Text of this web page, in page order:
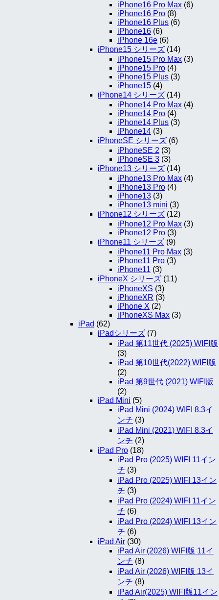
iPhone16 Pro Max (6)
iPhone16 Pro (8)
iPhone16 Plus (6)
iPhone16 (6)
iPhone 16e (6)
iPhone15 シリーズ (14)
iPhone15 Pro Max (3)
iPhone15 Pro (4)
iPhone15 Plus (3)
iPhone15 (4)
iPhone14 シリーズ (14)
iPhone14 Pro Max (4)
iPhone14 Pro (4)
iPhone14 Plus (3)
iPhone14 (3)
iPhoneSE シリーズ (6)
iPhoneSE 2 (3)
iPhoneSE 3 (3)
iPhone13 シリーズ (14)
iPhone13 Pro Max (4)
iPhone13 Pro (4)
iPhone13 (3)
iPhone13 mini (3)
iPhone12 シリーズ (12)
iPhone12 Pro Max (3)
iPhone12 Pro (3)
iPhone11 シリーズ (9)
iPhone11 Pro Max (3)
iPhone11 Pro (3)
iPhone11 (3)
iPhoneX シリーズ (11)
iPhoneXS (3)
iPhoneXR (3)
iPhone X (2)
iPhoneXS Max (3)
iPad (62)
iPadシリーズ (7)
iPad 第11世代 (2025) WIFI版
(3)
iPad 第10世代(2022) WIFI版
(2)
iPad 第9世代 (2021) WIFI版
(2)
iPad Mini (5)
iPad Mini (2024) WIFI 8.3イ
ンチ (3)
iPad Mini (2021) WIFI 8.3イ
ンチ (2)
iPad Pro (18)
iPad Pro (2025) WIFI 11イン
チ (3)
iPad Pro (2025) WIFI 13イン
チ (3)
iPad Pro (2024) WIFI 11イン
チ (6)
iPad Pro (2024) WIFI 13イン
チ (6)
iPad Air (30)
iPad Air (2026) WIFI版 11イ
ンチ (8)
iPad Air (2026) WIFI版 13イ
ンチ (8)
iPad Air(2025) WIFI版11イン